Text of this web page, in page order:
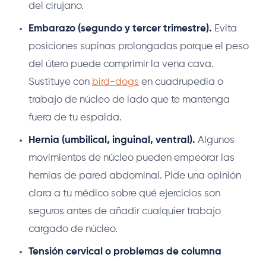
del cirujano.
Embarazo (segundo y tercer trimestre). Evita
posiciones supinas prolongadas porque el peso
del útero puede comprimir la vena cava.
Sustituye con bird-dogs en cuadrupedia o
trabajo de núcleo de lado que te mantenga
fuera de tu espalda.
Hernia (umbilical, inguinal, ventral). Algunos
movimientos de núcleo pueden empeorar las
hernias de pared abdominal. Pide una opinión
clara a tu médico sobre qué ejercicios son
seguros antes de añadir cualquier trabajo
cargado de núcleo.
Tensión cervical o problemas de columna